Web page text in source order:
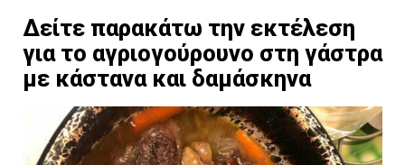
Δείτε παρακάτω την εκτέλεση
για το αγριογούρουνο στη γάστρα
με κάστανα και δαμάσκηνα